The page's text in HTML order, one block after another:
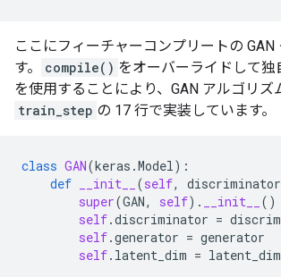
ここにフィーチャーコンプリートの GAN
す。
compile() をオーバーライドして独
を使用することにより、GAN アルゴリズ
train_step の 17 行で実装しています。
class GAN(keras .Model):
def
__init__ (self, discriminator
super(GAN, self) . __init__
()
self.discriminator =
self.generator = generator
self. latent_dim = latent_dim